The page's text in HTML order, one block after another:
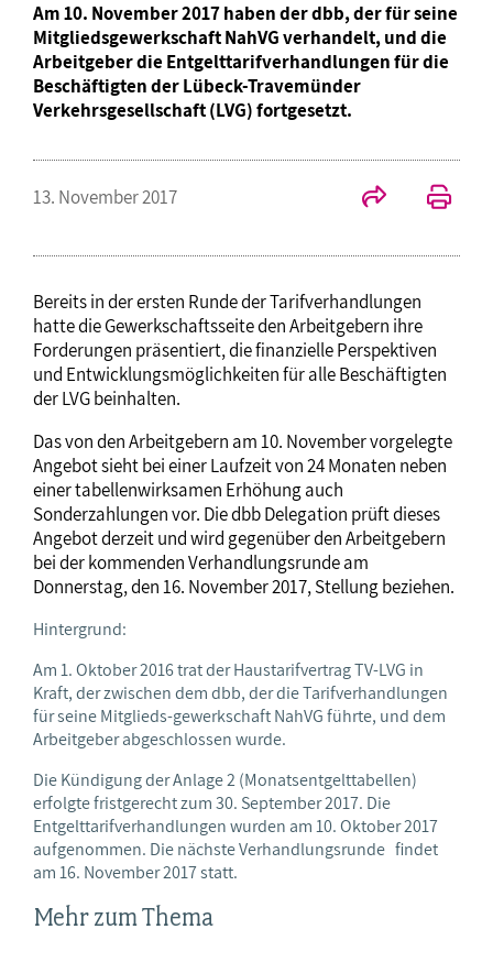
Am 10. November 2017 haben der dbb, der für seine
Mitgliedsgewerkschaft NahVG verhandelt, und die
Arbeitgeber die Entgelttarifverhandlungen für die
Beschäftigten der Lübeck-Travemünder
Verkehrsgesellschaft (LVG) fortgesetzt.
13. November 2017
Bereits in der ersten Runde der Tarifverhandlungen
hatte die Gewerkschaftsseite den Arbeitgebern ihre
Forderungen präsentiert, die finanzielle Perspektiven
und Entwicklungsmöglichkeiten für alle Beschäftigten
der LVG beinhalten.
Das von den Arbeitgebern am 10. November vorgelegte
Angebot sieht bei einer Laufzeit von 24 Monaten neben
einer tabellenwirksamen Erhöhung auch
Sonderzahlungen vor. Die dbb Delegation prüft dieses
Angebot derzeit und wird gegenüber den Arbeitgebern
bei der kommenden Verhandlungsrunde am
Donnerstag, den 16. November 2017, Stellung beziehen.
Hintergrund:
Am 1. Oktober 2016 trat der Haustarifvertrag TV-LVG in
Kraft, der zwischen dem dbb, der die Tarifverhandlungen
für seine Mitglieds-gewerkschaft NahVG führte, und dem
Arbeitgeber abgeschlossen wurde.
Die Kündigung der Anlage 2 (Monatsentgelttabellen)
erfolgte fristgerecht zum 30. September 2017. Die
Entgelttarifverhandlungen wurden am 10. Oktober 2017
aufgenommen. Die nächste Verhandlungsrunde findet
am 16. November 2017 statt.
Mehr zum Thema